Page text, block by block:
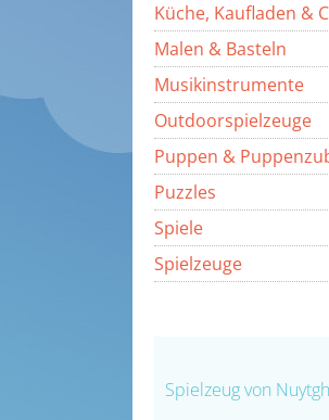
Küche, Kaufladen &
Malen & Basteln
Musikinstrumente
Outdoorspielzeuge
Puppen &
Puzzles
Spiele
Spielzeuge
Spielzeug von